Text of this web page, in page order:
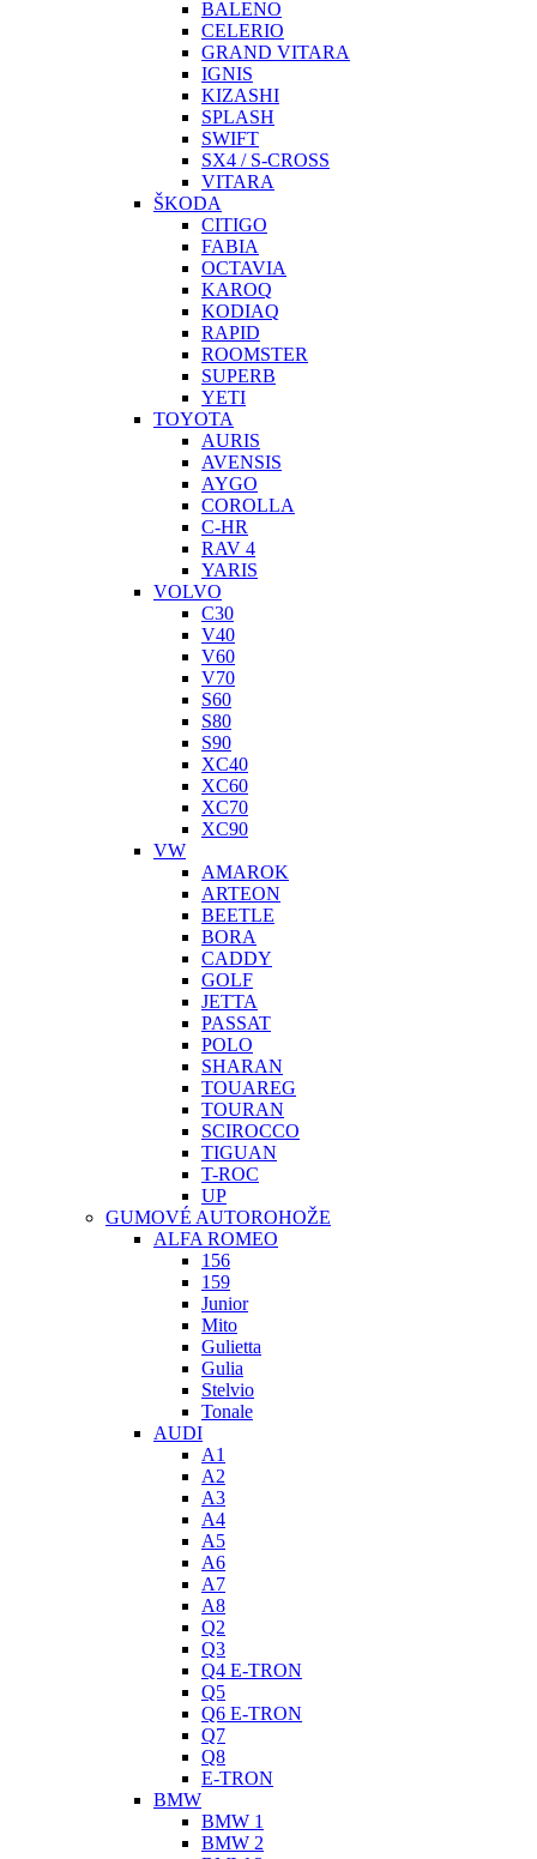
BALENO
CELERIO
GRAND VITARA
IGNIS
KIZASHI
SPLASH
SWIFT
SX4 / S-CROSS
VITARA
ŠKODA
CITIGO
FABIA
OCTAVIA
KAROQ
KODIAQ
RAPID
ROOMSTER
SUPERB
YETI
TOYOTA
AURIS
AVENSIS
AYGO
COROLLA
C-HR
RAV 4
YARIS
VOLVO
C30
V40
V60
V70
S60
S80
S90
XC40
XC60
XC70
XC90
VW
AMAROK
ARTEON
BEETLE
BORA
CADDY
GOLF
JETTA
PASSAT
POLO
SHARAN
TOUAREG
TOURAN
SCIROCCO
TIGUAN
T-ROC
UP
GUMOVÉ AUTOROHOŽE
ALFA ROMEO
156
159
Junior
Mito
Gulietta
Gulia
Stelvio
Tonale
AUDI
A1
A2
A3
A4
A5
A6
A7
A8
Q2
Q3
Q4 E-TRON
Q5
Q6 E-TRON
Q7
Q8
E-TRON
BMW
BMW 1
BMW 2